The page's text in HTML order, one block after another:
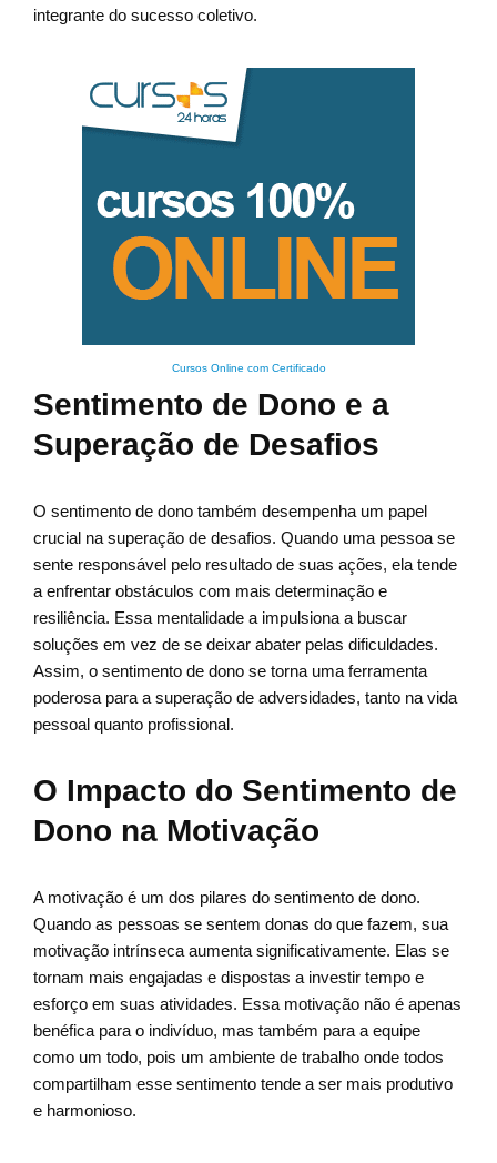
integrante do sucesso coletivo.
Cursos Online com Certificado
Sentimento de Dono e a
Superação de Desafios
O sentimento de dono também desempenha um papel
crucial na superação de desafios. Quando uma pessoa se
sente responsável pelo resultado de suas ações, ela tende
a enfrentar obstáculos com mais determinação e
resiliência. Essa mentalidade a impulsiona a buscar
soluções em vez de se deixar abater pelas dificuldades.
Assim, o sentimento de dono se torna uma ferramenta
poderosa para a superação de adversidades, tanto na vida
pessoal quanto profissional.
O Impacto do Sentimento de
Dono na Motivação
A motivação é um dos pilares do sentimento de dono.
Quando as pessoas se sentem donas do que fazem, sua
motivação intrínseca aumenta significativamente. Elas se
tornam mais engajadas e dispostas a investir tempo e
esforço em suas atividades. Essa motivação não é apenas
benéfica para o indivíduo, mas também para a equipe
como um todo, pois um ambiente de trabalho onde todos
compartilham esse sentimento tende a ser mais produtivo
e harmonioso.